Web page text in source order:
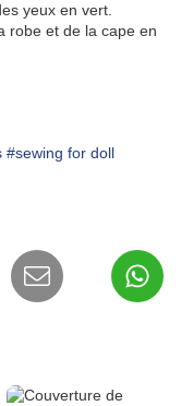
yeux en vert.
robe et de la cape en
#sewing for doll